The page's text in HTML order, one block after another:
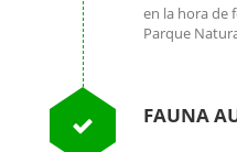
en la hora de
Parque
FAUNA